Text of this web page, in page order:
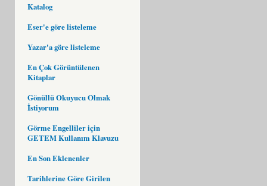
Katalog
Eser'e göre listeleme
Yazar'a göre listeleme
En Çok Görüntülenen
Kitaplar
Gönüllü Okuyucu Olmak
İstiyorum
Görme Engelliler için
GETEM Kullanım Klavuzu
En Son Eklenenler
Tarihlerine Göre Girilen